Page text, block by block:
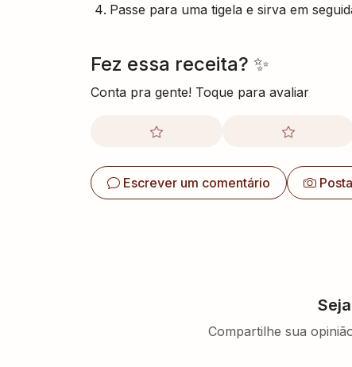
Passe para uma tigela e sirva em
Fez essa receita? ✨
Conta pra gente! Toque para avaliar
Escrever um comentário
Compartilhe sua